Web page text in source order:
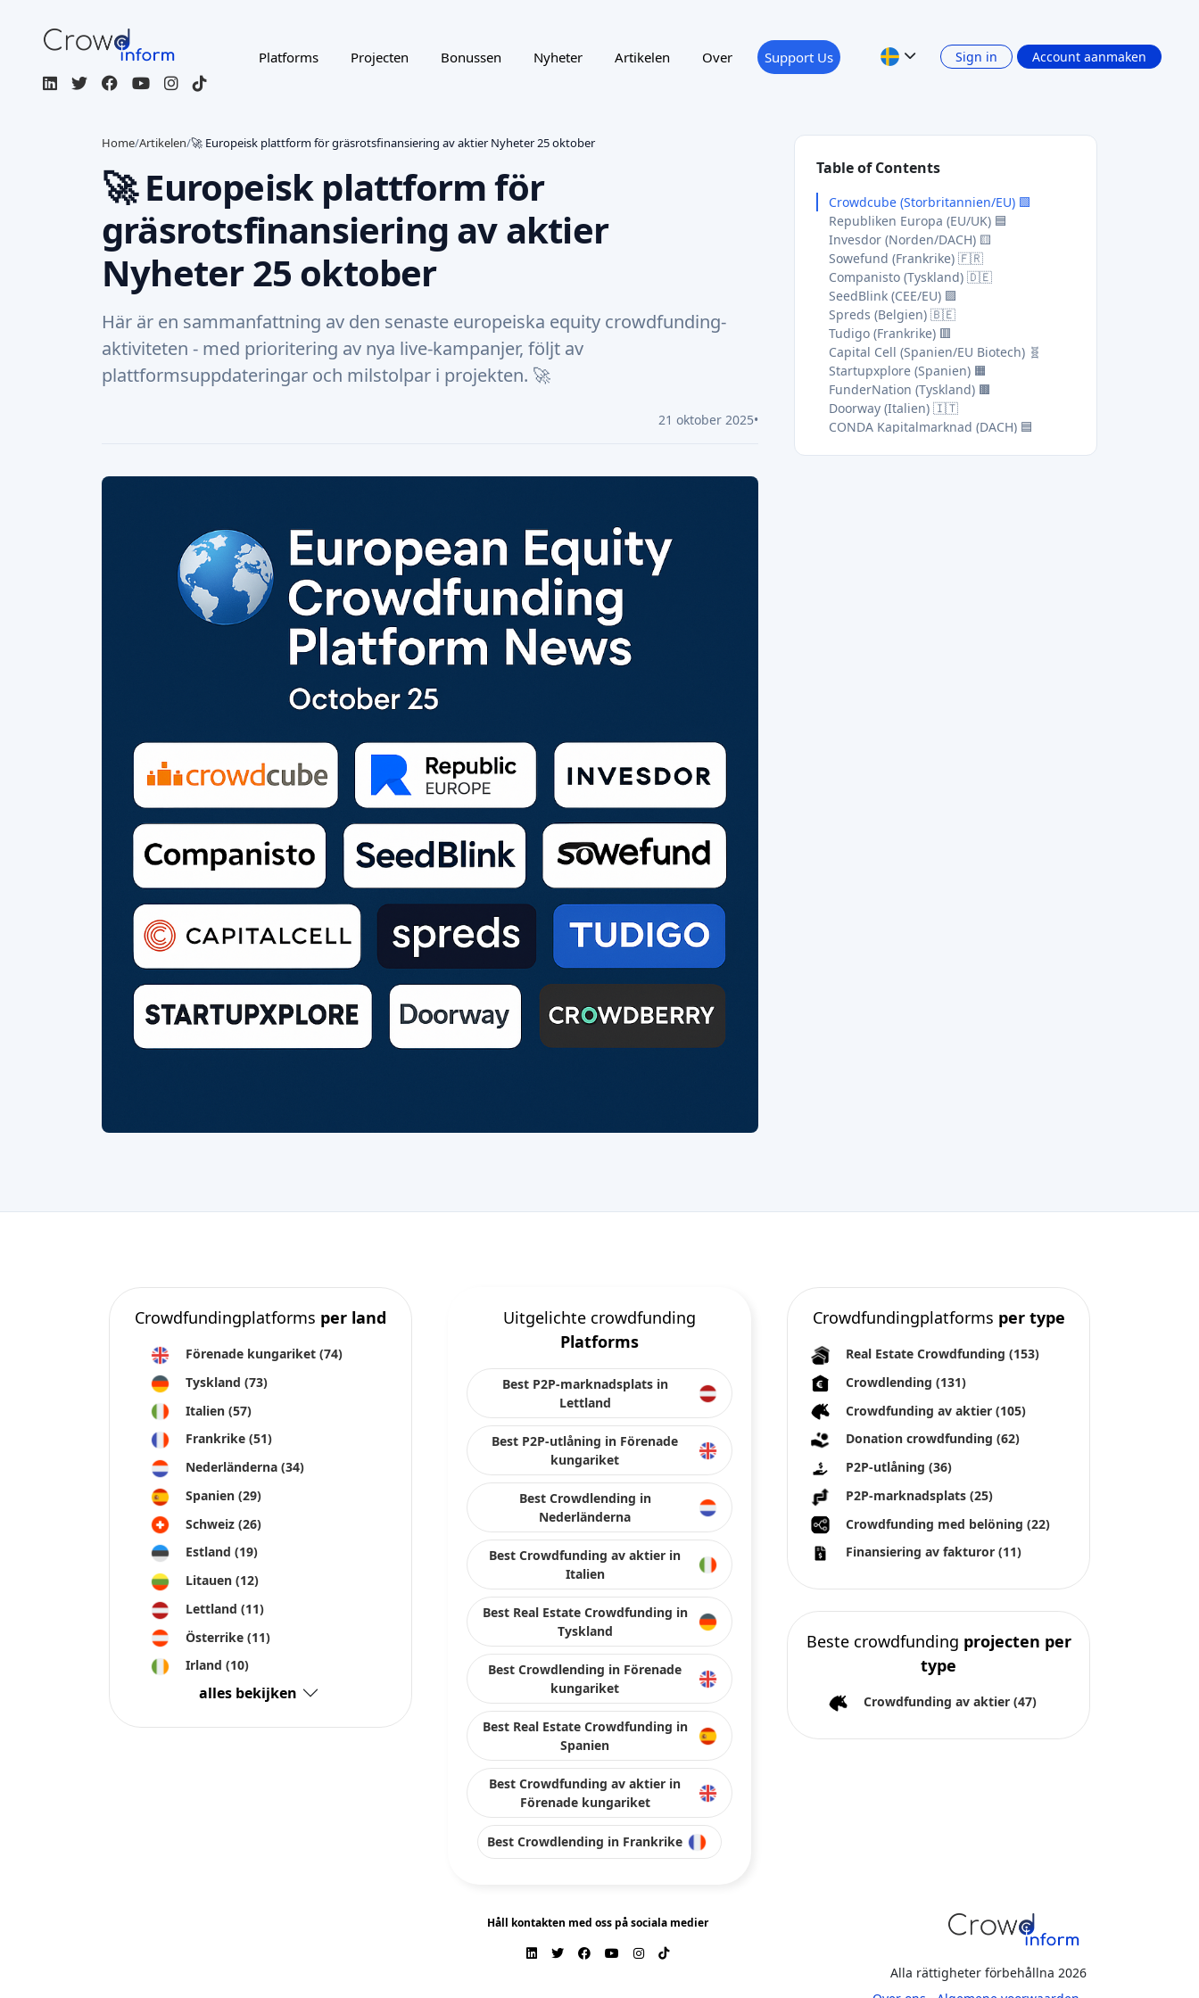
Platforms Projecten Bonussen Nyheter Artikelen Over Support Us Sign in Account aanmaken
Home/Artikelen/🚀 Europeisk plattform för gräsrotsfinansiering av aktier Nyheter 25 oktober
🚀 Europeisk plattform för
gräsrotsfinansiering av aktier
Nyheter 25 oktober
Här är en sammanfattning av den senaste europeiska equity crowdfunding-
aktiviteten - med prioritering av nya live-kampanjer, följt av
plattformsuppdateringar och milstolpar i projekten. 🚀
21 oktober 2025•
Table of Contents
Crowdcube (Storbritannien/EU) 🟩
Republiken Europa (EU/UK) 🟦
Invesdor (Norden/DACH) 🟨
Sowefund (Frankrike) 🇫🇷
Companisto (Tyskland) 🇩🇪
SeedBlink (CEE/EU) 🟪
Spreds (Belgien) 🇧🇪
Tudigo (Frankrike) 🟥
Capital Cell (Spanien/EU Biotech) 🧬
Startupxplore (Spanien) 🟧
FunderNation (Tyskland) 🟫
Doorway (Italien) 🇮🇹
CONDA Kapitalmarknad (DACH) 🟦
Crowdfundingplatforms per land
Förenade kungariket (74)
Tyskland (73)
Italien (57)
Frankrike (51)
Nederländerna (34)
Spanien (29)
Schweiz (26)
Estland (19)
Litauen (12)
Lettland (11)
Österrike (11)
Irland (10)
alles bekijken
Uitgelichte crowdfunding
Platforms
Best P2P-marknadsplats in
Lettland
Best P2P-utlåning in Förenade
kungariket
Best Crowdlending in
Nederländerna
Best Crowdfunding av aktier in
Italien
Best Real Estate Crowdfunding in
Tyskland
Best Crowdlending in Förenade
kungariket
Best Real Estate Crowdfunding in
Spanien
Best Crowdfunding av aktier in
Förenade kungariket
Best Crowdlending in Frankrike
Crowdfundingplatforms per type
Real Estate Crowdfunding (153)
Crowdlending (131)
Crowdfunding av aktier (105)
Donation crowdfunding (62)
P2P-utlåning (36)
P2P-marknadsplats (25)
Crowdfunding med belöning (22)
Finansiering av fakturor (11)
Beste crowdfunding projecten per
type
Crowdfunding av aktier (47)
Håll kontakten med oss på sociala medier
Alla rättigheter förbehållna 2026